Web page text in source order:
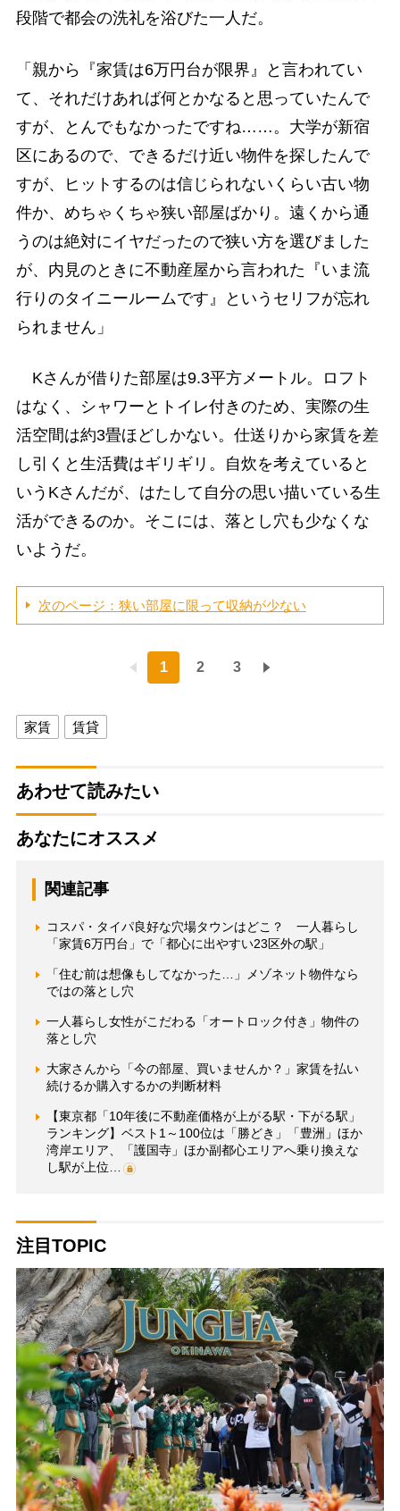
段階で都会の洗礼を浴びた一人だ。
「親から『家賃は6万円台が限界』と言われてい
て、それだけあれば何とかなると思っていたんで
すが、とんでもなかったですね……。大学が新宿
区にあるので、できるだけ近い物件を探したんで
すが、ヒットするのは信じられないくらい古い物
件か、めちゃくちゃ狭い部屋ばかり。遠くから通
うのは絶対にイヤだったので狭い方を選びました
が、内見のときに不動産屋から言われた『いま流
行りのタイニールームです』というセリフが忘れ
られません」
Kさんが借りた部屋は9.3平方メートル。ロフト
はなく、シャワーとトイレ付きのため、実際の生
活空間は約3畳ほどしかない。仕送りから家賃を差
し引くと生活費はギリギリ。自炊を考えていると
いうKさんだが、はたして自分の思い描いている生
活ができるのか。そこには、落とし穴も少なくな
いようだ。
次のページ：狭い部屋に限って収納が少ない
1 2 3
家賃 賃貸
あわせて読みたい
あなたにオススメ
関連記事
コスパ・タイパ良好な穴場タウンはどこ？ 一人暮らし
「家賃6万円台」で「都心に出やすい23区外の駅」
「住む前は想像もしてなかった…」メゾネット物件なら
ではの落とし穴
一人暮らし女性がこだわる「オートロック付き」物件の
落とし穴
大家さんから「今の部屋、買いませんか？」家賃を払い
続けるか購入するかの判断材料
【東京都「10年後に不動産価格が上がる駅・下がる駅」
ランキング】ベスト1～100位は「勝どき」「豊洲」ほか
湾岸エリア、「護国寺」ほか副都心エリアへ乗り換えな
し駅が上位…
注目TOPIC